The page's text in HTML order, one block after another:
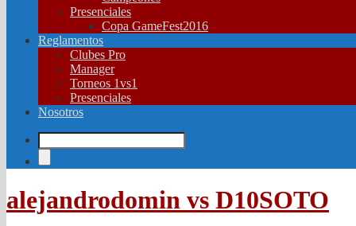
Presenciales
Copa GameFest2016
Reglamentos
Clubes Pro
Manager
Torneos 1vs1
Presenciales
Nosotros
alejandrodomin vs D10SOTO